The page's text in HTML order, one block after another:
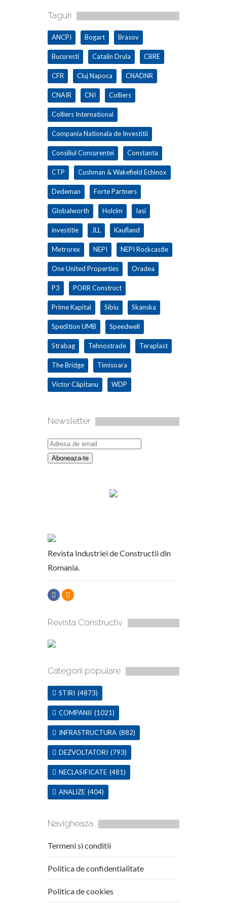
Taguri
ANCPI Bogart Brasov
Bucuresti Catalin Drula CBRE
CFR Cluj Napoca CNADNR
CNAIR CNI Colliers
Colliers International
Compania Nationala de Investitii
Consiliul Concurentei Constanta
CTP Cushman & Wakefield Echinox
Dedeman Forte Partners
Globalworth Holcim Iasi
investitie JLL Kaufland
Metrorex NEPI NEPI Rockcastle
One United Properties Oradea
P3 PORR Construct
Prime Kapital Sibiu Skanska
Spedition UMB Speedwell
Strabag Tehnostrade Teraplast
The Bridge Timisoara
Victor Căpitanu WDP
Newsletter
Revista Industriei de Constructii din
Romania.
Revista Constructiv
Categorii populare
STIRI (4873)
COMPANII (1021)
INFRASTRUCTURA (882)
DEZVOLTATORI (793)
NECLASIFICATE (481)
ANALIZE (404)
Navigheaza
Termeni si conditii
Politica de confidentialitate
Politica de cookies